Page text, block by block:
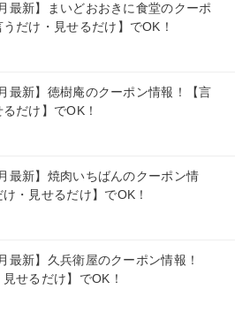
最新】まいどおおきに食堂のクーポ
だけ・見せるだけ】でOK！
最新】徳樹庵のクーポン情報！【言
だけ】でOK！
最新】焼肉いちばんのクーポン情
・見せるだけ】でOK！
最新】久兵衛屋のクーポン情報！
見せるだけ】でOK！